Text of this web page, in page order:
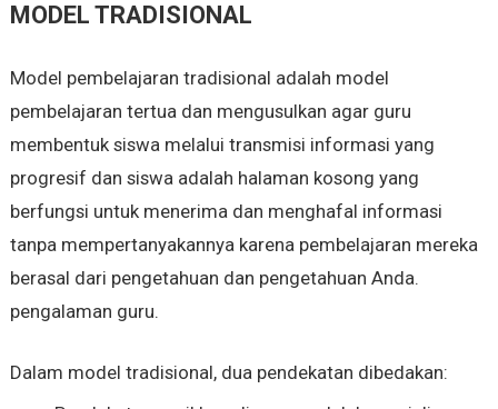
MODEL TRADISIONAL
Model pembelajaran tradisional adalah model
pembelajaran tertua dan mengusulkan agar guru
membentuk siswa melalui transmisi informasi yang
progresif dan siswa adalah halaman kosong yang
berfungsi untuk menerima dan menghafal informasi
tanpa mempertanyakannya karena pembelajaran mereka
berasal dari pengetahuan dan pengetahuan Anda.
pengalaman guru.
Dalam model tradisional, dua pendekatan dibedakan: